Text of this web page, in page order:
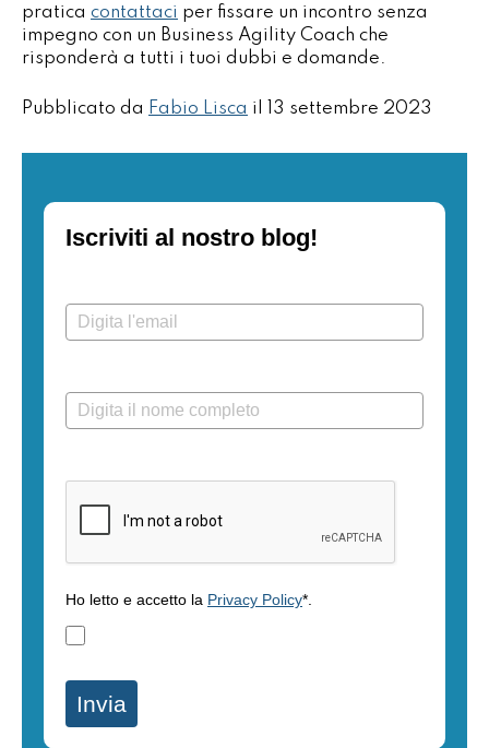
pratica contattaci per fissare un incontro senza
impegno con un Business Agility Coach che
risponderà a tutti i tuoi dubbi e domande.
Pubblicato da Fabio Lisca il 13 settembre 2023
Iscriviti al nostro blog!
Ho letto e accetto la Privacy Policy*.
Invia